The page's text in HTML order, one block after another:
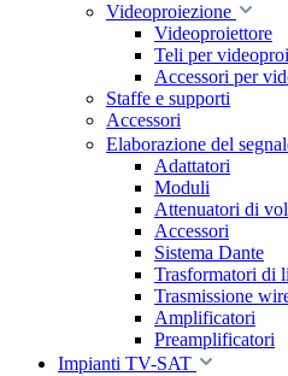
Videoproiezione
Videoproiettore
Teli per
Accessori per
Staffe e supporti
Accessori
Elaborazione del
Adattatori
Moduli
Attenuatori di
Accessori
Sistema Dante
Trasformatori di
Trasmissione
Amplificatori
Preamplificatori
Impianti TV-SAT